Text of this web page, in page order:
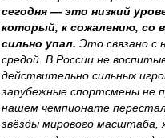
сегодня — это низкий
который, к сожалению, со
сильно упал. Это связано с
средой. В России не
действительно сильных
зарубежные спортсмены не
нашем чемпионате
звёзды мирового масштаба,